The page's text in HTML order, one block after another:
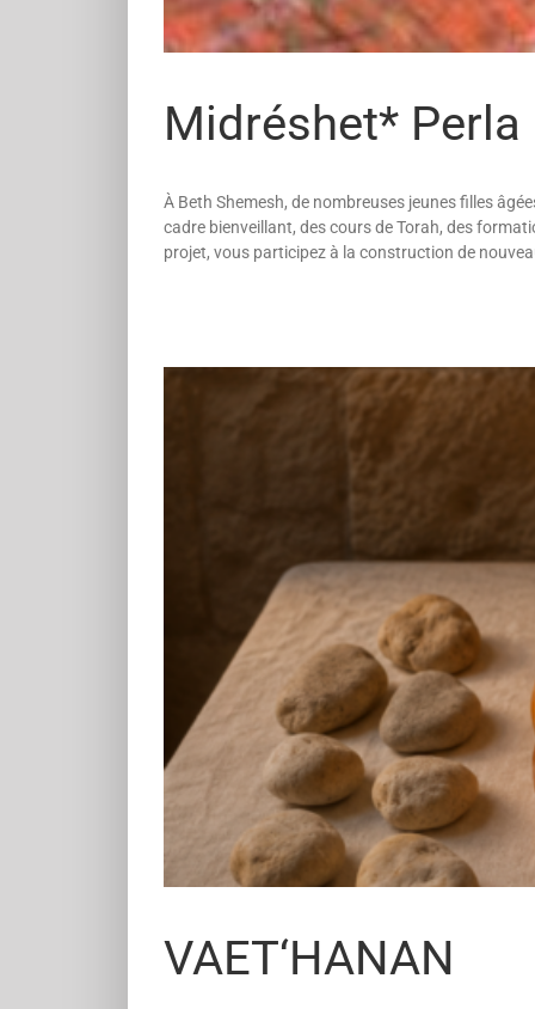
Midréshet* Perla
À Beth Shemesh, de nombreuses jeunes filles
cadre bienveillant, des cours de Torah, des
projet, vous participez à la construction de
VAET‘HANAN